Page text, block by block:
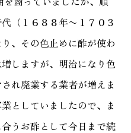
（１６８８年〜１７０３
、 その色止めに酢が使わ
しますが、明治になり色
れ廃業する業者が増えま
としていましたので、ま
うお酢として今日まで続